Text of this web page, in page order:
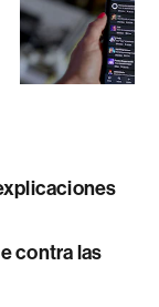
contra las